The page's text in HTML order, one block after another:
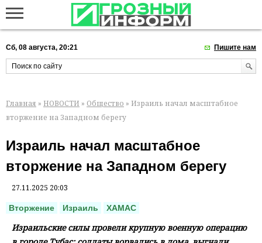
Сб, 08 августа, 20:21 Пишите нам
Главная » НОВОСТИ » Общество » Израиль начал масштабное
вторжение на Западном берегу
Израиль начал масштабное
вторжение на Западном берегу
27.11.2025 20:03
Вторжение Израиль ХАМАС
Израильские силы провели крупную военную операцию